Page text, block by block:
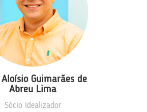
Guimarães de
Abreu Lima
Sócio Idealizador